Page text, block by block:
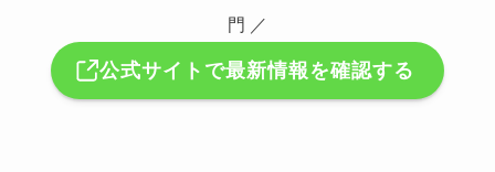
門 ／
公式サイトで最新情報を確認する